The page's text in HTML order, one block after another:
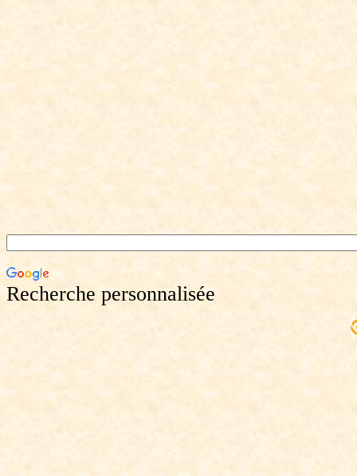
Recherche personnalisée